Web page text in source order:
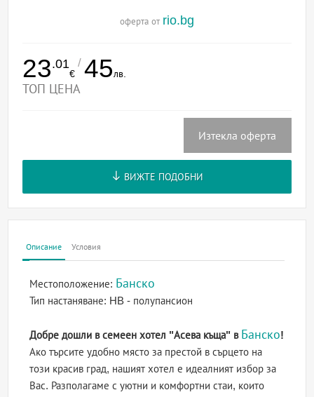
оферта от rio.bg
23.01
€
/ 45лв.
ТОП ЦЕНА
Изтекла оферта
ВИЖТЕ ПОДОБНИ
Описание Условия
Местоположение: Банско
Тип настаняване: HB - полупансион
Добре дошли в семеен хотел "Асева къща" в Банско!
Ако търсите удобно място за престой в сърцето на
този красив град, нашият хотел е идеалният избор за
Вас. Разполагаме с уютни и комфортни стаи, които